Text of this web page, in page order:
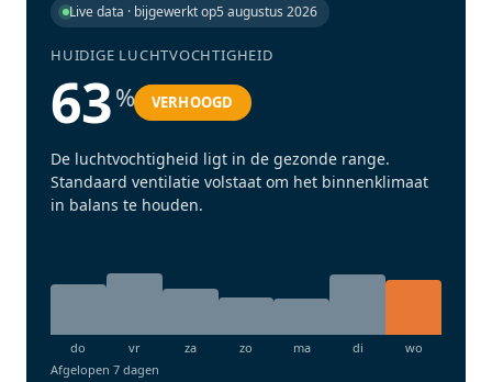
Live data · bijgewerkt op5 augustus 2026
HUIDIGE LUCHTVOCHTIGHEID
63% VERHOOGD
De luchtvochtigheid ligt in de gezonde range.
Standaard ventilatie volstaat om het binnenklimaat
in balans te houden.
Afgelopen 7 dagen